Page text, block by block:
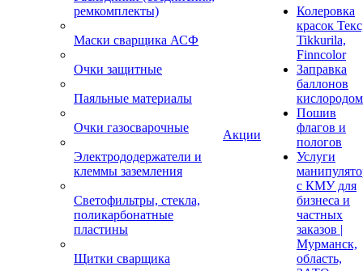
ремкомплекты)
Маски сварщика АСФ
Очки защитные
Паяльные материалы
Очки газосварочные
Электрододержатели и
клеммы заземления
Светофильтры, стекла,
поликарбонатные
пластины
Щитки сварщика
Акции
Колеровка
красок
Tikkurila,
Finncolor
Заправка
баллонов
кислородом
Пошив
флагов и
пологов
Услуги
с КМУ для
бизнеса и
частных
заказов |
Мурманск,
область,